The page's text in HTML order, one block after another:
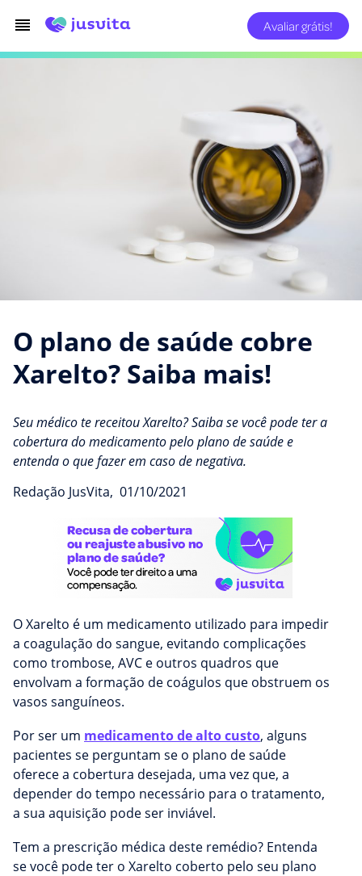
Avaliar grátis!
O plano de saúde cobre
Xarelto? Saiba mais!
Seu médico te receitou Xarelto? Saiba se você pode ter a
cobertura do medicamento pelo plano de saúde e
entenda o que fazer em caso de negativa.
Redação JusVita, 01/10/2021
O Xarelto é um medicamento utilizado para impedir
a coagulação do sangue, evitando complicações
como trombose, AVC e outros quadros que
envolvam a formação de coágulos que obstruem os
vasos sanguíneos.
Por ser um medicamento de alto custo, alguns
pacientes se perguntam se o plano de saúde
oferece a cobertura desejada, uma vez que, a
depender do tempo necessário para o tratamento,
a sua aquisição pode ser inviável.
Tem a prescrição médica deste remédio? Entenda
se você pode ter o Xarelto coberto pelo seu plano